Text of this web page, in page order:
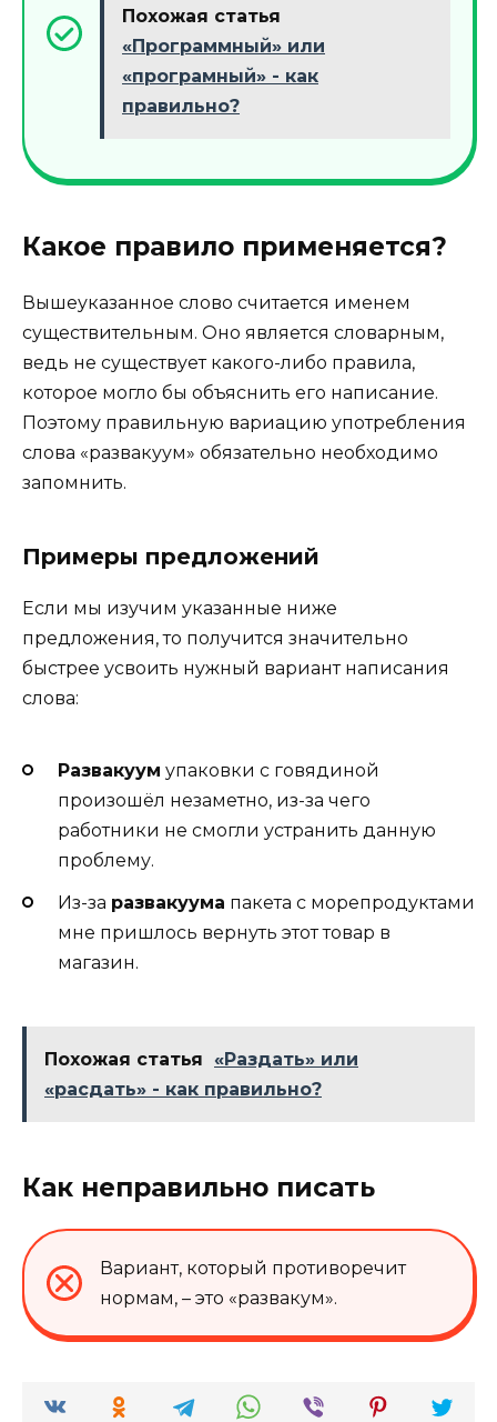
Похожая статья
«Программный» или
«програмный» - как
правильно?
Какое правило применяется?
Вышеуказанное слово считается именем
существительным. Оно является словарным,
ведь не существует какого-либо правила,
которое могло бы объяснить его написание.
Поэтому правильную вариацию употребления
слова «развакуум» обязательно необходимо
запомнить.
Примеры предложений
Если мы изучим указанные ниже
предложения, то получится значительно
быстрее усвоить нужный вариант написания
слова:
Развакуум упаковки с говядиной
произошёл незаметно, из-за чего
работники не смогли устранить данную
проблему.
Из-за развакуума пакета с морепродуктами
мне пришлось вернуть этот товар в
магазин.
Похожая статья
«Раздать» или
«расдать» - как правильно?
Как неправильно писать
Вариант, который противоречит
нормам, – это «развакум».